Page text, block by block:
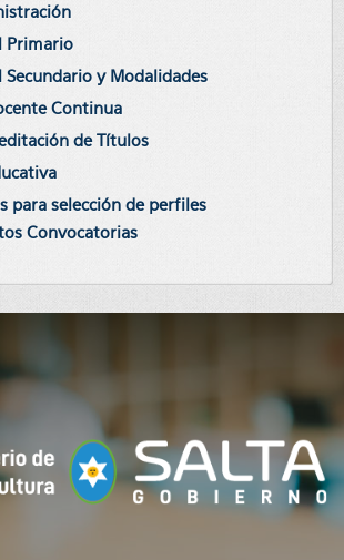
Primario
Secundario y Modalidades
Continua
de Títulos
para selección de perfiles
Convocatorias